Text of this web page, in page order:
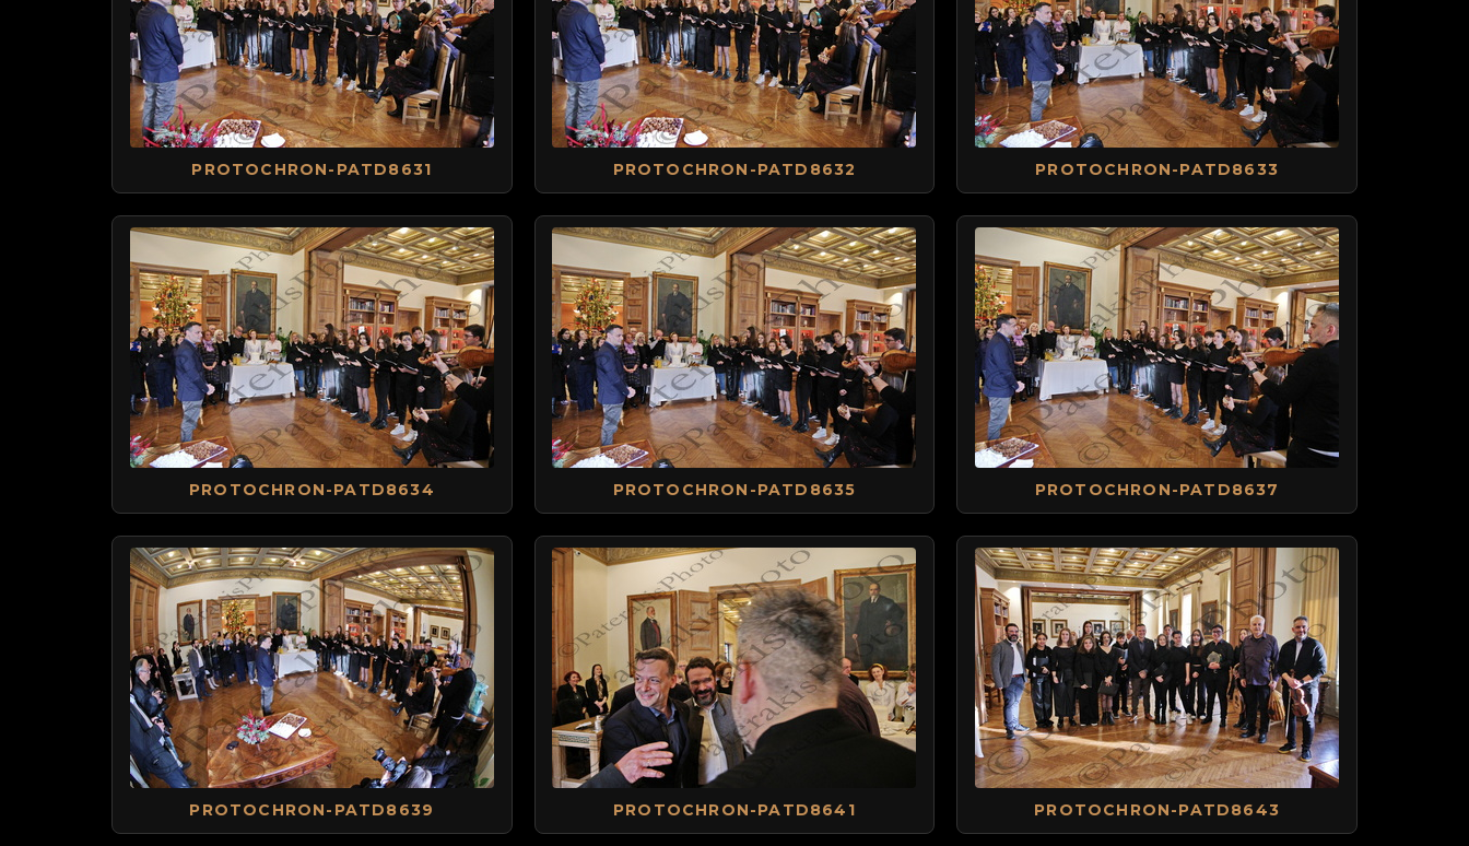
PROTOCHRON-PATD8631 PROTOCHRON-PATD8632 PROTOCHRON-PATD8633
PROTOCHRON-PATD8634 PROTOCHRON-PATD8635 PROTOCHRON-PATD8637
PROTOCHRON-PATD8639 PROTOCHRON-PATD8641 PROTOCHRON-PATD8643